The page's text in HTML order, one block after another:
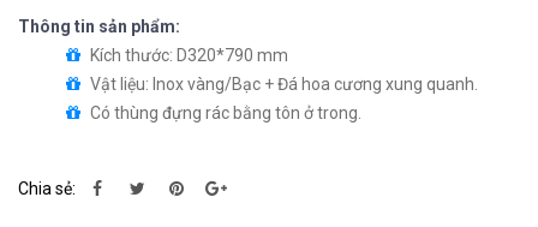
Thông tin sản phẩm:
Kích thước: D320*790 mm
Vật liệu: Inox vàng/Bạc + Đá hoa cương xung quanh.
Có thùng đựng rác bằng tôn ở trong.
Chia sẻ: